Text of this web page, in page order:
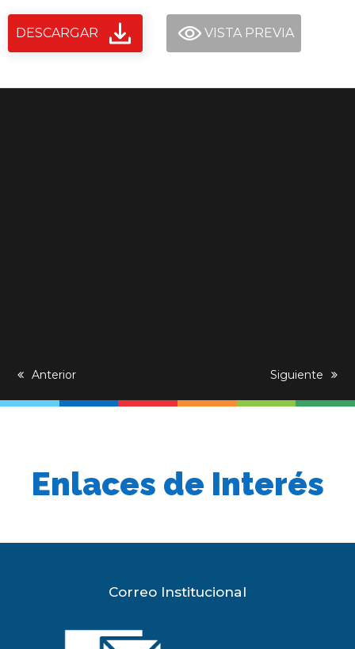
DESCARGAR VISTA PREVIA
previous
Anterior
next
Siguiente
Enlaces de Interés
Correo Institucional